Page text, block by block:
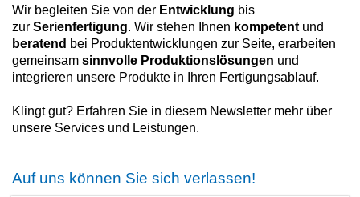
Wir begleiten Sie von der Entwicklung bis
zur Serienfertigung. Wir stehen Ihnen kompetent und
beratend bei Produktentwicklungen zur Seite, erarbeiten
gemeinsam sinnvolle Produktionslösungen und
integrieren unsere Produkte in Ihren Fertigungsablauf.
Klingt gut? Erfahren Sie in diesem Newsletter mehr über
unsere Services und Leistungen.
Auf uns können Sie sich verlassen!